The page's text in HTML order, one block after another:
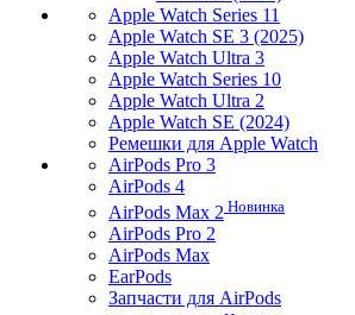
Apple Watch Series 11
Apple Watch SE 3 (2025)
Apple Watch Ultra 3
Apple Watch Series 10
Apple Watch Ultra 2
Apple Watch SE (2024)
Ремешки для Apple Watch
AirPods Pro 3
AirPods 4
AirPods Max 2 Новинка
AirPods Pro 2
AirPods Max
EarPods
Запчасти для AirPods